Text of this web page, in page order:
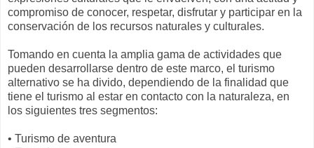
compromiso de conocer, respetar, disfrutar y participar en la
conservación de los recursos naturales y culturales.
Tomando en cuenta la amplia gama de actividades que
pueden desarrollarse dentro de este marco, el turismo
alternativo se ha divido, dependiendo de la finalidad que
tiene el turismo al estar en contacto con la naturaleza, en
los siguientes tres segmentos:
• Turismo de aventura